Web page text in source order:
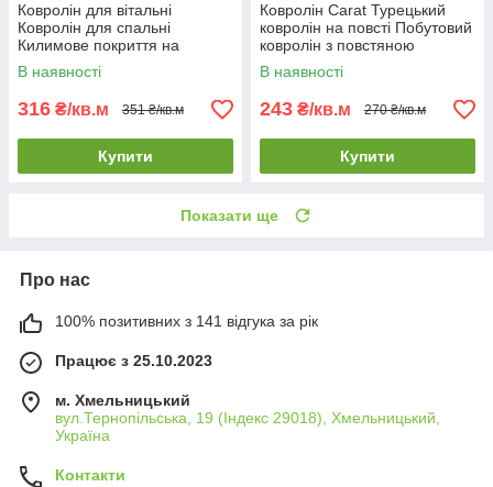
Ковролін для вітальні
Ковролін для спальні
Килимове покриття на
метраж з оверлоком
В наявності
316 ₴/кв.м 351 ₴/кв.м
Купити
Ковролін Carat Турецький
ковролін на повсті Побутовий
ковролін з повстяною
основою
В наявності
243 ₴/кв.м 270 ₴/кв.м
Купити
Показати ще
Про нас
100% позитивних з 141 відгука за рік
Працює з 25.10.2023
м. Хмельницький
вул.Тернопільська, 19 (Індекс 29018), Хмельницький,
Україна
Контакти